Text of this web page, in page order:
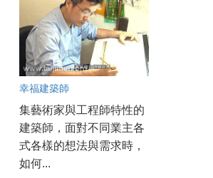
幸福建築師
集藝術家與工程師特性的
建築師，面對不同業主各
式各樣的想法與需求時，
如何...